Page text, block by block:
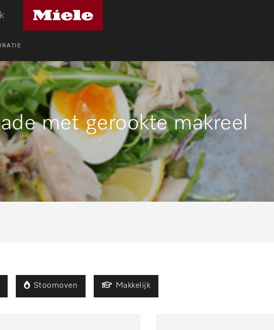
logo
met gerookte makreel
Stoomoven Makkelijk